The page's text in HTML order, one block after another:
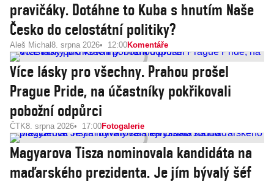
pravičáky. Dotáhne to Kuba s hnutím Naše
Česko do celostátní politiky?
Aleš Michal 8. srpna 2026 12:00Komentáře
Více lásky pro všechny. Prahou prošel
Prague Pride, na účastníky pokřikovali
pobožní odpůrci
ČTK8. srpna 2026 17:00Fotogalerie
Magyarova Tisza nominovala kandidáta na
maďarského prezidenta. Je jím bývalý šéf